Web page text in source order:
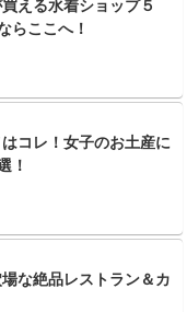
える水着ショップ５
らここへ！
コレ！女子のお土産に
！
な絶品レストラン＆カ